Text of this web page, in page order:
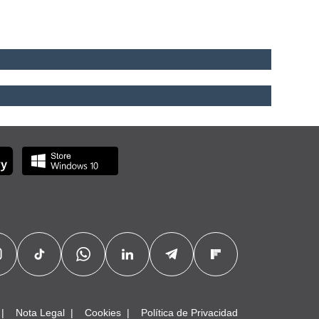
Nota Legal Cookies Política de Privacidad